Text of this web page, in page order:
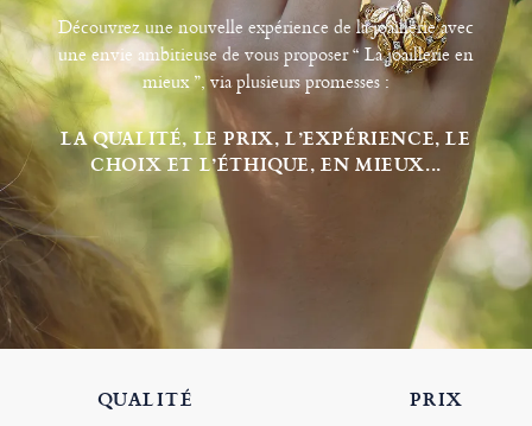
Découvrez une nouvelle expérience de la joaillerie avec
une envie ambitieuse de vous proposer “ La joaillerie en
mieux ”, via plusieurs promesses :
LA QUALITÉ, LE PRIX, L’EXPÉRIENCE, LE
CHOIX ET L’ÉTHIQUE, EN MIEUX...
QUALITÉ PRIX